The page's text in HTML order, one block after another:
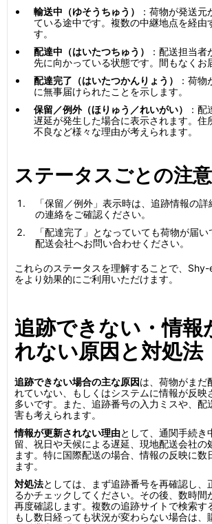
輸送中（ゆそうちゅう）
：荷物が発送
ている途中です。複数の中継地点を経由
す。
配達中（はいたつちゅう）
：配送担当
先に向かっている状態です。間もなくお
配達完了（はいたつかんりょう）
：荷
に無事届けられたことを示します。
保留／例外（ほりゅう／れいがい）
：
遅延が発生した場合に表示されます。住
不良など様々な理由が考えられます。
ステータスごとの注
「保留／例外」表示時は、追跡情報の
の連絡をご確認ください。
「配達完了」となっていても荷物が届い
配送会社へお問い合わせください。
これらのステータスを理解することで、
をより効果的にご利用いただけます。
追跡できない・情報
れない原因と対処法
追跡できない場合の主な原因は、荷物がまだ
れていない、もしくはシステムに情報が反映
多いです。また、追跡番号の入力ミスや、配
害も考えられます。
情報が更新されない理由として、通関手続き
留、祝日や天候による遅延、現地配送会社の
ます。特に国際配送の場合、情報の反映に数
ます。
対処法としては、まず追跡番号を再確認し、
るかチェックしてください。その後、数時間
再度確認します。複数の追跡サイトで検索す
もし数日経っても状況が変わらない場合は、